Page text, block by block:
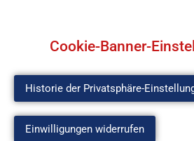
Cookie-Banner-
Historie der Privatsphäre-
Einwilligungen widerrufen